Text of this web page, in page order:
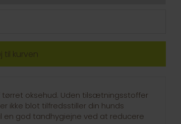
tørret oksehud. Uden tilsætningsstoffer
ikke blot tilfredsstiller din hunds
en god tandhygiejne ved at reducere